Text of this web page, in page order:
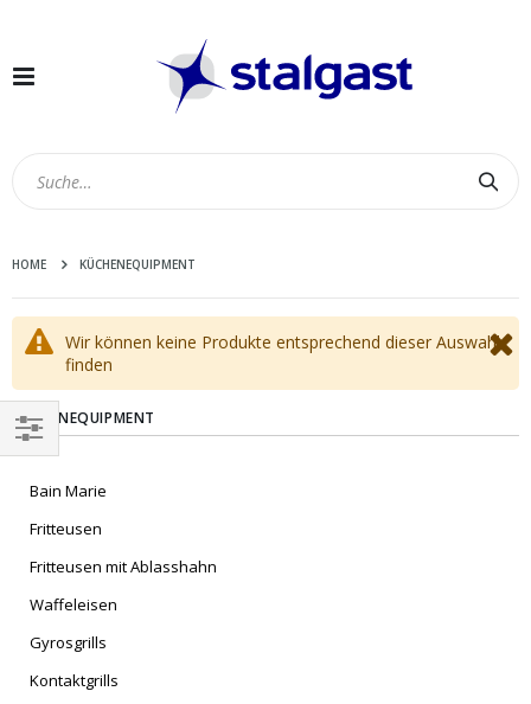
Navigation
HOME KÜCHENEQUIPMENT
Wir können keine Produkte entsprechend dieser Auswahl
finden
KÜCHENEQUIPMENT
Bain Marie
Fritteusen
Fritteusen mit Ablasshahn
Waffeleisen
Gyrosgrills
Kontaktgrills
EINKAUFEN
NACH